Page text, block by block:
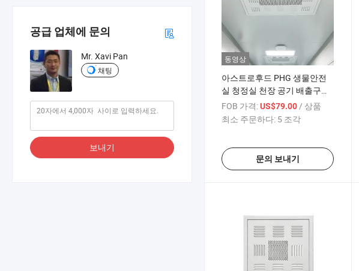
공급 업체에 문의
Mr. Xavi Pan
채팅
보내기
동영상
아스트로후드 PHG 생물안전
실 청정실 천장 공기 배출구
HEPA 필터
FOB 가격:US$79.00 / 상품
최소 주문하다: 5 조각
문의 보내기